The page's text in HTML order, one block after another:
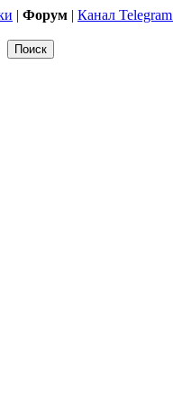
| Форум | Канал Telegram